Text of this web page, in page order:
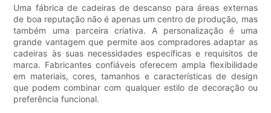
Uma fábrica de cadeiras de descanso para áreas externas
de boa reputação não é apenas um centro de produção, mas
também uma parceira criativa. A personalização é uma
grande vantagem que permite aos compradores adaptar as
cadeiras às suas necessidades específicas e requisitos de
marca. Fabricantes confiáveis ​​oferecem ampla flexibilidade
em materiais, cores, tamanhos e características de design
que podem combinar com qualquer estilo de decoração ou
preferência funcional.